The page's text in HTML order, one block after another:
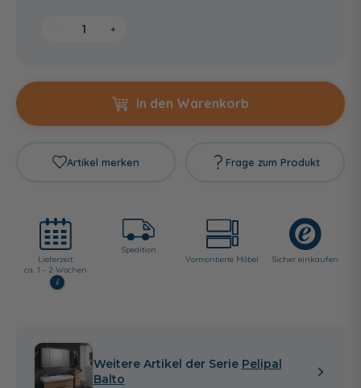
+
In den Warenkorb
Artikel merken Frage zum Produkt
Lieferzeit:
ca. 1 - 2 Wochen
i
Spedition
Vormontierte Möbel
Sicher einkaufen
Weitere Artikel der Serie Pelipal
Balto